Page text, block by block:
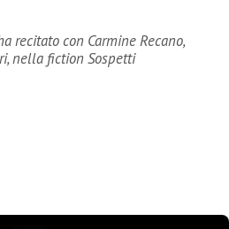
recitato con Carmine Recano,
nella fiction Sospetti